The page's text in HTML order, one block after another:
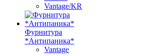
Vantage/KR
Фурнитура
*Антипаника*
Vantage